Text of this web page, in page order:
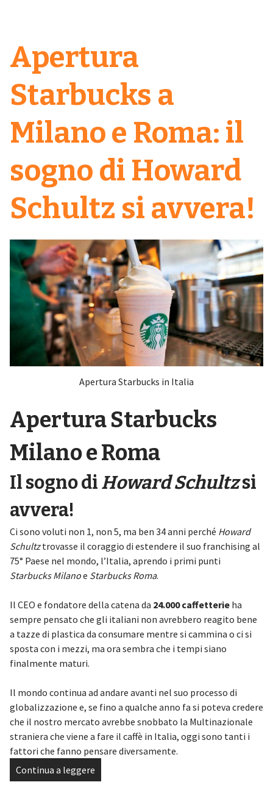
Apertura
Starbucks a
Milano e Roma: il
sogno di Howard
Schultz si avvera!
Apertura Starbucks in Italia
Apertura Starbucks
Milano e Roma
Il sogno diHoward Schultzsi
avvera!
Ci sono voluti non 1, non 5, ma ben 34 anni perché Howard
Schultztrovasse il coraggio di estendere il suo franchising al
75° Paese nel mondo, l’Italia, aprendo i primi punti
Starbucks Milanoe Starbucks Roma.
Il CEO e fondatore della catena da 24.000 caffetterieha
sempre pensato che gli italiani non avrebbero reagito bene
a tazze di plastica da consumare mentre si cammina o ci si
sposta con i mezzi, ma ora sembra che i tempi siano
finalmente maturi.
Il mondo continua ad andare avanti nel suo processo di
globalizzazione e, se fino a qualche anno fa si poteva credere
che il nostro mercato avrebbe snobbato la Multinazionale
straniera che viene a fare il caffè in Italia, oggi sono tanti i
fattori che fanno pensare diversamente.
Continua a leggere